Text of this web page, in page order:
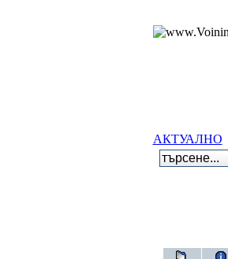
АКТУАЛНО